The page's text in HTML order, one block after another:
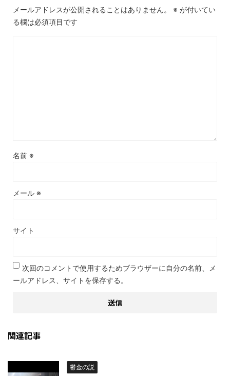
メールアドレスが公開されることはありません。 ※ が付いてい
る欄は必須項目です
名前 ※
メール ※
サイト
次回のコメントで使用するためブラウザーに自分の名前、メ
ールアドレス、サイトを保存する。
関連記事
鬱金の説